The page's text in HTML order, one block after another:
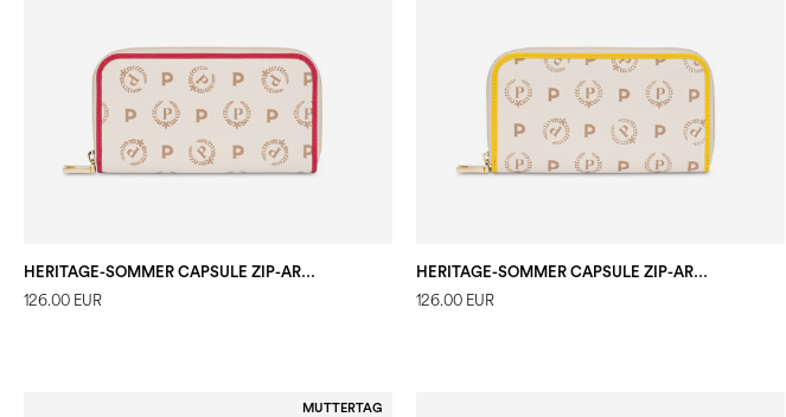
HERITAGE-SOMMER CAPSULE ZIP-AROUND-PORTEMONNAIE
126.00 EUR
HERITAGE-SOMMER CAPSULE ZIP-AROUND-PORTEMONNAIE
126.00 EUR
MUTTERTAG